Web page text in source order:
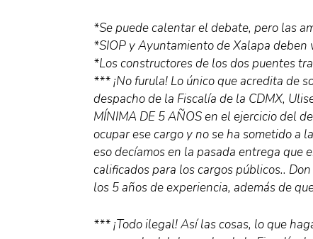
*Se puede calentar el debate, pero las
*SIOP y Ayuntamiento de Xalapa
*Los constructores de los dos puentes
*** ¡No furula! Lo único que acredita de
despacho de la Fiscalía de la CDMX,
MÍNIMA DE 5 AÑOS en el ejercicio del
ocupar ese cargo y no se ha sometido a
eso decíamos en la pasada entrega que
calificados para los cargos públicos..
los 5 años de experiencia, además de
*** ¡Todo ilegal! Así las cosas, lo que